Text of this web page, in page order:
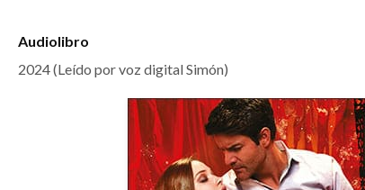
Audiolibro
2024 (Leído por voz digital Simón)